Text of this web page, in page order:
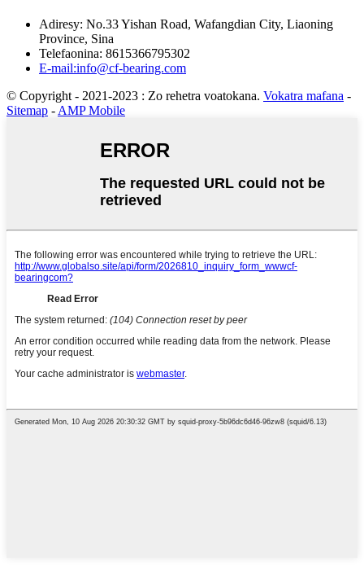
Adiresy: No.33 Yishan Road, Wafangdian City, Liaoning
Province, Sina
Telefaonina: 8615366795302
E-mail:info@cf-bearing.com
© Copyright - 2021-2023 : Zo rehetra voatokana. Vokatra mafana -
Sitemap - AMP Mobile